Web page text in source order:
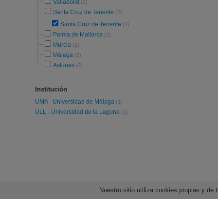
Nuestro sitio utiliza cookies propias y de
Valladolid (2)
Santa Cruz de Tenerife (2)
Santa Cruz de Tenerife (2)
Palma de Mallorca (2)
Murcia (2)
Málaga (2)
Asturias (2)
Institución
UMA - Universidad de Málaga (1)
ULL - Universidad de la Laguna (1)